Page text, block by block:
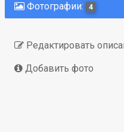
Фотографии: 4
Редактировать
Добавить фото